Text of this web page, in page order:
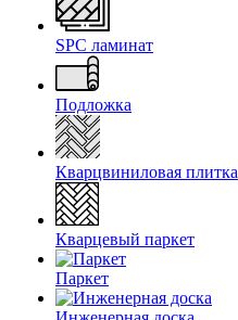
SPC ламинат
Подложка
Кварцвиниловая плитка
Кварцевый паркет
Паркет